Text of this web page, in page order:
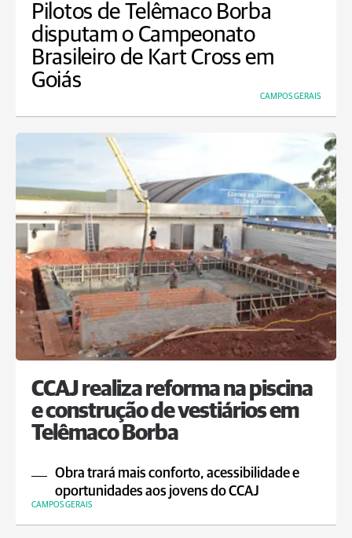
Pilotos de Telêmaco Borba
disputam o Campeonato
Brasileiro de Kart Cross em
Goiás
CAMPOS GERAIS
CCAJ realiza reforma na piscina
e construção de vestiários em
Telêmaco Borba
Obra trará mais conforto, acessibilidade e
oportunidades aos jovens do CCAJ
CAMPOS GERAIS